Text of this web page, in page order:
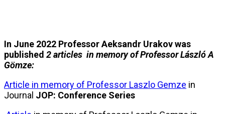
In June 2022 Professor Aeksandr Urakov was
published 2 articles in memory of Professor László A
Gömze:
Article in memory of Professor Laszlo Gemze in
Journal JOP: Conference Series